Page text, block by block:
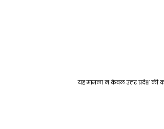
यह मामला न केवल उत्तर प्रदेश की